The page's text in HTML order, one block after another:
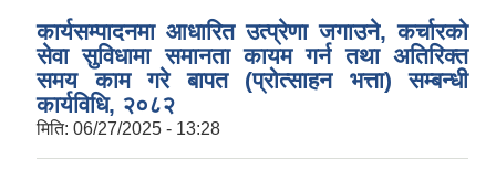
कार्यसम्पादनमा आधारित उत्प्रेणा जगाउने, कर्चारको
सेवा सुविधामा समानता कायम गर्न तथा अतिरिक्त
समय काम गरे बापत (प्रोत्साहन भत्ता) सम्बन्धी
कार्यविधि, २०८२
मिति: 06/27/2025 - 13:28